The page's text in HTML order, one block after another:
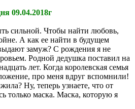
09.04.2018г
сильной. Чтобы найти любовь,
А как ее найти в будущем
замуж? С рождения я не
Родной дедушка поставил на
лет. Когда королевская семья
про меня вдруг вспомнили!
Ну, теперь узнаете, что от
только маска. Маска, которую я